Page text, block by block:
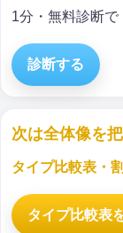
1分・無料診断で
診断する
次は全体像を
タイプ比較表・
タイプ比較表